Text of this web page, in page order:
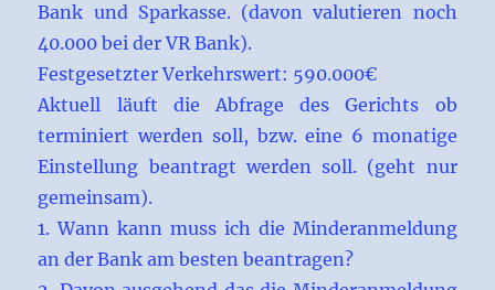
Bank und Sparkasse. (davon valutieren noch
40.000 bei der VR Bank).
Festgesetzter Verkehrswert: 590.000€
Aktuell läuft die Abfrage des Gerichts ob
terminiert werden soll, bzw. eine 6 monatige
Einstellung beantragt werden soll. (geht nur
gemeinsam).
1. Wann kann muss ich die Minderanmeldung
an der Bank am besten beantragen?